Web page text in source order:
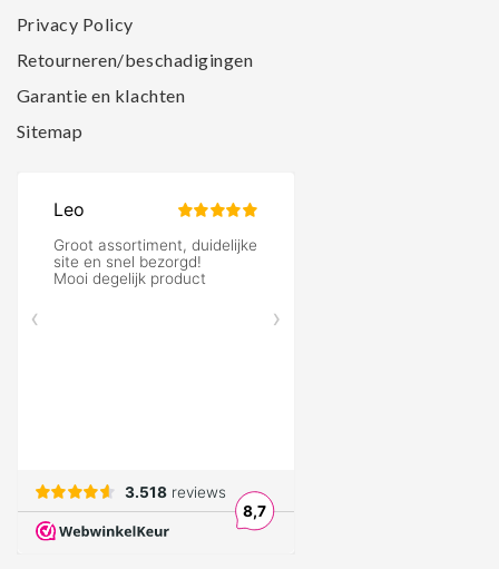
Privacy Policy
Retourneren/beschadigingen
Garantie en klachten
Sitemap